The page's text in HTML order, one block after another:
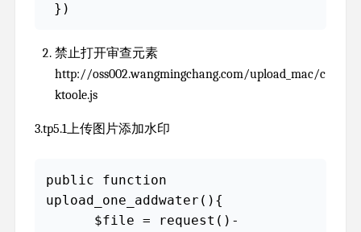
})
禁止打开审查元素
http://oss002.wangmingchang.com/upload_mac/c
ktoole.js
3.tp5.1上传图片添加水印
public function
upload_one_addwater(){